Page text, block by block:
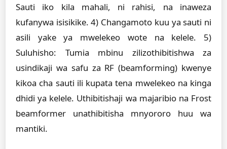
Sauti iko kila mahali, ni rahisi, na inaweza
kufanywa isisikike. 4) Changamoto kuu ya sauti ni
asili yake ya mwelekeo wote na kelele. 5)
Suluhisho: Tumia mbinu zilizothibitishwa za
usindikaji wa safu za RF (beamforming) kwenye
kikoa cha sauti ili kupata tena mwelekeo na kinga
dhidi ya kelele. Uthibitishaji wa majaribio na Frost
beamformer unathibitisha mnyororo huu wa
mantiki.